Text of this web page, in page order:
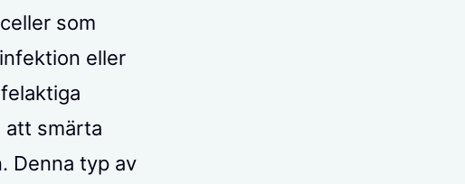
som
eller
att smärta
Denna typ av